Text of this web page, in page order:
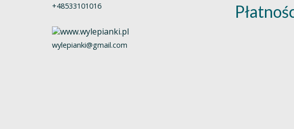
+48533101016
wylepianki@gmail.com